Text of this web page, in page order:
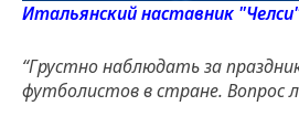
Итальянский наставник
“Грустно наблюдать за
футболистов в стране. Вопрос